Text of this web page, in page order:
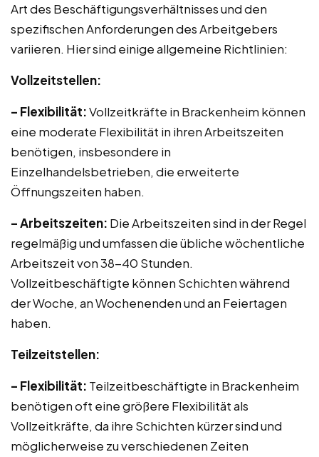
Art des Beschäftigungsverhältnisses und den
spezifischen Anforderungen des Arbeitgebers
variieren. Hier sind einige allgemeine Richtlinien:
Vollzeitstellen:
– Flexibilität:Vollzeitkräfte in Brackenheim können
eine moderate Flexibilität in ihren Arbeitszeiten
benötigen, insbesondere in
Einzelhandelsbetrieben, die erweiterte
Öffnungszeiten haben.
– Arbeitszeiten: Die Arbeitszeiten sind in der Regel
regelmäßig und umfassen die übliche wöchentliche
Arbeitszeit von 38-40 Stunden.
Vollzeitbeschäftigte können Schichten während
der Woche, an Wochenenden und an Feiertagen
haben.
Teilzeitstellen:
– Flexibilität: Teilzeitbeschäftigte in Brackenheim
benötigen oft eine größere Flexibilität als
Vollzeitkräfte, da ihre Schichten kürzer sind und
möglicherweise zu verschiedenen Zeiten